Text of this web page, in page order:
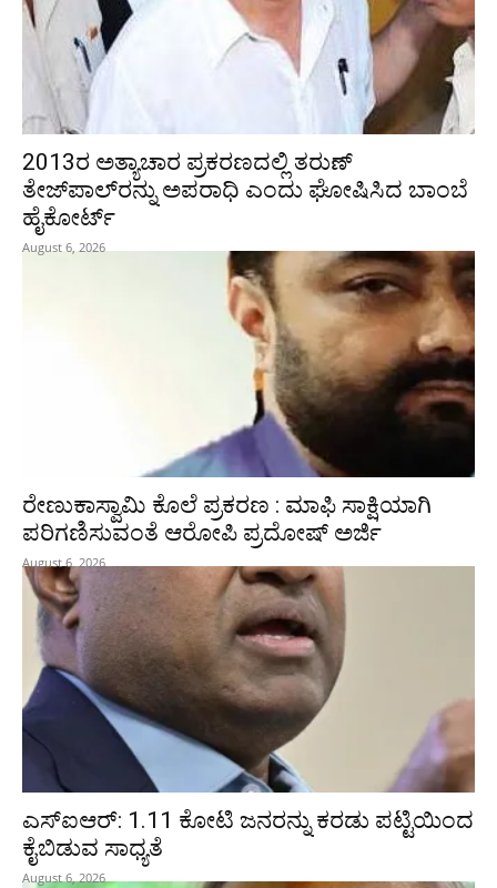
2013ರ ಅತ್ಯಾಚಾರ ಪ್ರಕರಣದಲ್ಲಿ ತರುಣ್
ತೇಜ್‌ಪಾಲ್‌ರನ್ನು ಅಪರಾಧಿ ಎಂದು ಘೋಷಿಸಿದ ಬಾಂಬೆ
ಹೈಕೋರ್ಟ್
August 6, 2026
ರೇಣುಕಾಸ್ವಾಮಿ ಕೊಲೆ ಪ್ರಕರಣ : ಮಾಫಿ ಸಾಕ್ಷಿಯಾಗಿ
ಪರಿಗಣಿಸುವಂತೆ ಆರೋಪಿ ಪ್ರದೋಷ್‌ ಅರ್ಜಿ
August 6, 2026
ಎಸ್‌ಐಆರ್‌: 1.11 ಕೋಟಿ ಜನರನ್ನು ಕರಡು ಪಟ್ಟಿಯಿಂದ
ಕೈಬಿಡುವ ಸಾಧ್ಯತೆ
August 6, 2026